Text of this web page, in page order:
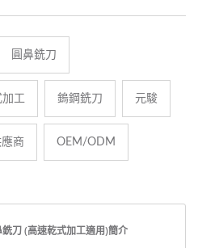
圓鼻銑刀
工 鎢鋼銑刀 元駿
商 OEM/ODM
刀 (高速乾式加工適用)簡介